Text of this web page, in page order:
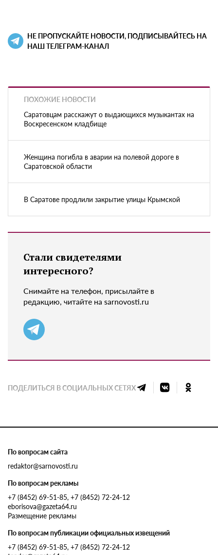
НЕ ПРОПУСКАЙТЕ НОВОСТИ, ПОДПИСЫВАЙТЕСЬ НА
НАШ ТЕЛЕГРАМ-КАНАЛ
ПОХОЖИЕ НОВОСТИ
Саратовцам расскажут о выдающихся музыкантах на
Воскресенском кладбище
Женщина погибла в аварии на полевой дороге в
Саратовской области
В Саратове продлили закрытие улицы Крымской
Стали свидетелями
интересного?
Снимайте на телефон, присылайте в
редакцию, читайте на sarnovosti.ru
ПОДЕЛИТЬСЯ В СОЦИАЛЬНЫХ СЕТЯХ
По вопросам сайта
redaktor@sarnovosti.ru
По вопросам рекламы
+7 (8452) 69-51-85, +7 (8452) 72-24-12
eborisova@gazeta64.ru
Размещение рекламы
По вопросам публикации официальных извещений
+7 (8452) 69-51-85, +7 (8452) 72-24-12